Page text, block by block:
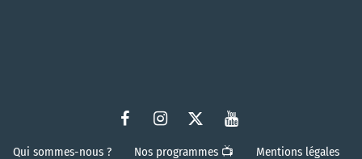
Qui sommes-nous ? Nos programmes 📺 Mentions légales